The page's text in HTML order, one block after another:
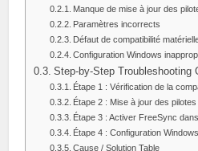
Manque de mise à jour des
Paramètres incorrects
Défaut de compatibilité
Configuration Windows
Step-by-Step Troubleshooting
Étape 1 : Vérification de la
Étape 2 : Mise à jour des
Étape 3 : Activer FreeSync
Étape 4 : Configuration
Cause / Solution Table